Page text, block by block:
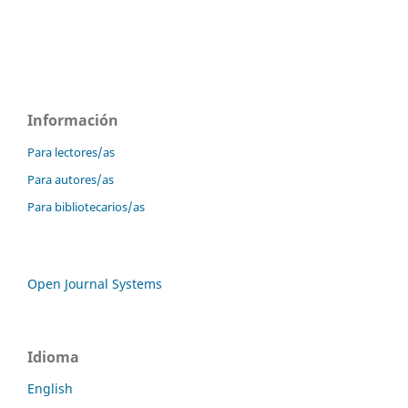
Información
Para lectores/as
Para autores/as
Para bibliotecarios/as
Open Journal Systems
Idioma
English